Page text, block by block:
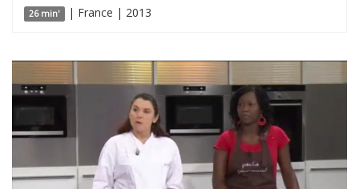
26 min' | France | 2013